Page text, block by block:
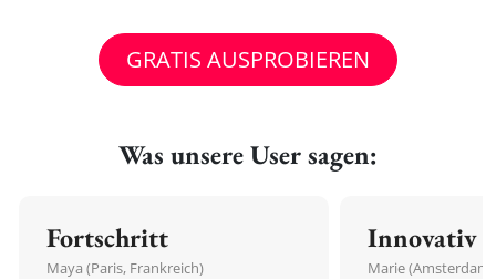
GRATIS AUSPROBIEREN
Was unsere User sagen:
Fortschritt
Maya (Paris, Frankreich)
Innovativ
Marie